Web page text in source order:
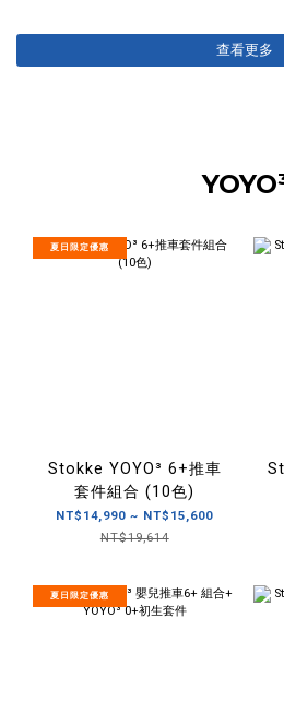
查看更多
夏日限定優惠
Stokke YOYO³ 6+推車
套件組合 (10色)
NT$14,990 ~ NT$15,600
NT$19,614
夏日限定優惠